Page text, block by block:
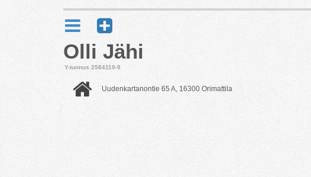
Olli Jähi
Y-tunnus 2584119-9
Uudenkartanontie 65 A, 16300 Orimattila